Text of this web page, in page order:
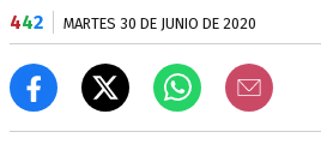
442 MARTES 30 DE JUNIO DE 2020